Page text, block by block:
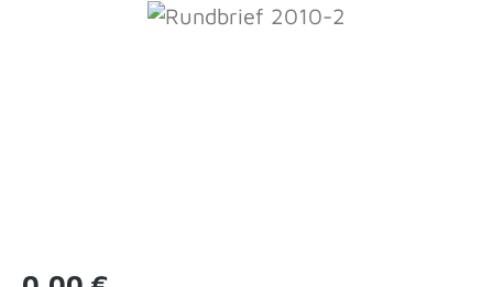
Bildergalerie überspringen
Regulärer Preis: